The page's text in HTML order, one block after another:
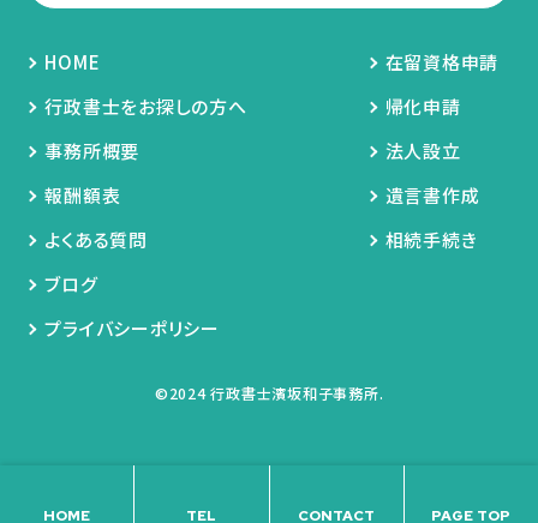
HOME TEL CONTACT PAGE TOP
HOME
行政書士をお探しの方へ
事務所概要
報酬額表
よくある質問
ブログ
プライバシーポリシー
在留資格申請
帰化申請
法人設立
遺言書作成
相続手続き
©2024 行政書士濱坂和子事務所.